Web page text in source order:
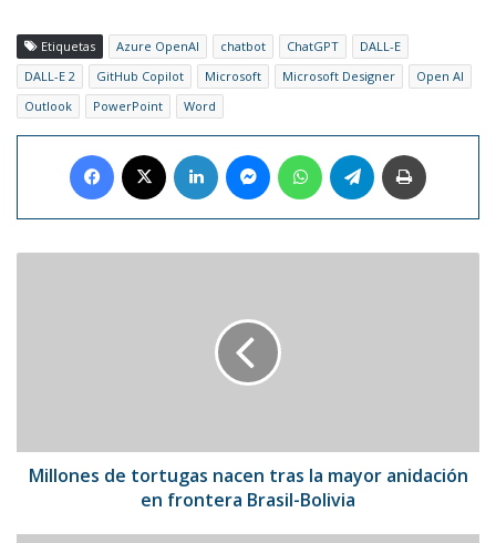
Etiquetas Azure OpenAI chatbot ChatGPT
DALL-E
DALL-E 2
GitHub Copilot Microsoft Microsoft Designer
Open AI
Outlook
PowerPoint Word
Facebook LinkedIn MessengerWhatsAppTelegram
en
frontera
Millones de tortugas nacen tras la mayor anidación
en frontera Brasil-Bolivia